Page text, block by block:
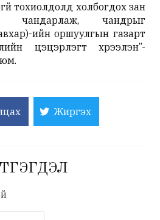
тохиолдолд холбогдох зан
чандарлаж, чандрыг
ийн оршуулгын газарт
цэцэрлэгт хүрээлэн”-
Жиргэх